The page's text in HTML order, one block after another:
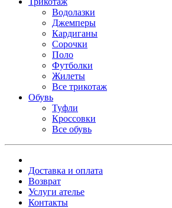
Водолазки
Джемперы
Кардиганы
Сорочки
Поло
Футболки
Жилеты
Все трикотаж
Обувь
Туфли
Кроссовки
Все обувь
Доставка и оплата
Возврат
Услуги ателье
Контакты